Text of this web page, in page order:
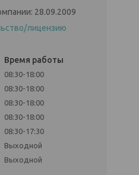
28.09.2009
лицензию
Время работы
08:30-18:00
08:30-18:00
08:30-18:00
08:30-18:00
08:30-17:30
Выходной
Выходной